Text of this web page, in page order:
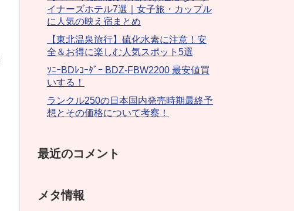
イナーズホテル7選｜女子旅・カップル
に人気の映え宿まとめ
【東北温泉旅行】硫化水素に注意！安
全＆お得に楽しむ人気スポット5選
ｿﾆｰBDﾚｺｰﾀﾞｰ BDZ-FBW2200 最安値買
いする！
ランクル250の日本国内発売時期最終予
想とその価格について考察！
最近のコメント
メタ情報